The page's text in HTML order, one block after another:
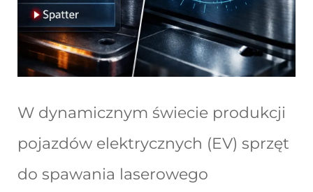
W dynamicznym świecie produkcji
pojazdów elektrycznych (EV) sprzęt
do spawania laserowego